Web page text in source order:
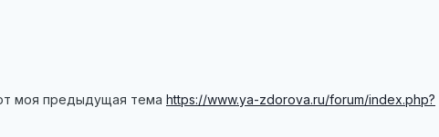
моя предыдущая тема https://www.ya-zdorova.ru/forum/index.php?